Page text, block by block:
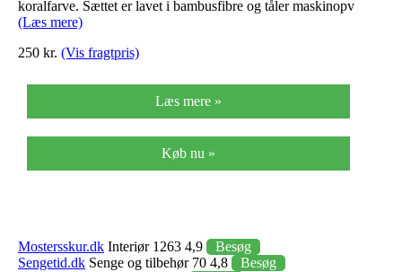
koralfarve. Sættet er lavet i bambusfibre og tåler maskinopv
(Læs mere)
250 kr. (Vis fragtpris)
Læs mere »
Køb nu »
Mostersskur.dk Interiør 1263 4,9
Besøg
Sengetid.dk Senge og tilbehør 70 4,8
Besøg